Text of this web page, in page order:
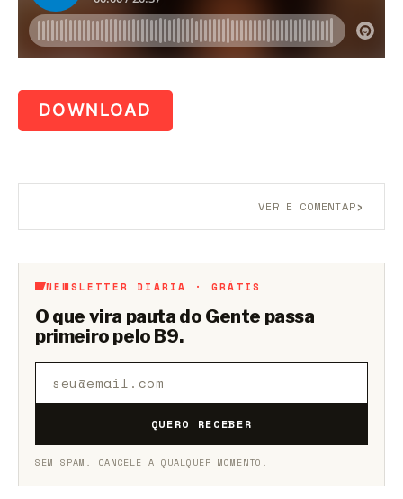
DOWNLOAD
VER E COMENTAR›
NEWSLETTER DIÁRIA · GRÁTIS
O que vira pauta do Gente passa
primeiro pelo B9.
QUERO RECEBER
SEM SPAM. CANCELE A QUALQUER MOMENTO.